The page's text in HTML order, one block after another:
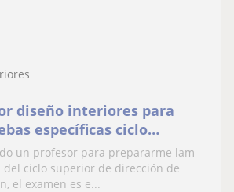
diseño interiores para
específicas ciclo
un profesor para prepararme lam
del ciclo superior de dirección de
el examen es e...